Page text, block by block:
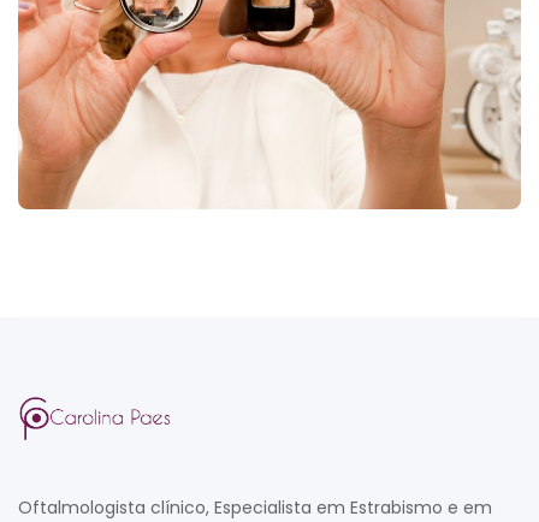
Oftalmologista clínico, Especialista em Estrabismo e em